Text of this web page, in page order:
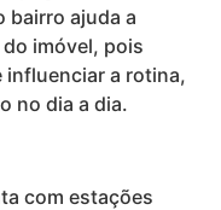
bairro ajuda a
imóvel, pois
influenciar a rotina,
no dia a dia.
com estações